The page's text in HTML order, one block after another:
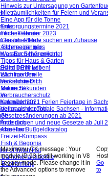
Fährten
finsteres Herz
Schneegänger
ersten Schärenlicht
Kind in mir will
morden
beobachte Dich
kalten Sekunden
als der Tod
finde dich
Haut
Fish & Begonia
of Witch Hat
Dämonenakademie
Bestimmung
Hinweis zur Untersagung von
Mieträumlichkeiten für Feiern und
Eine App für die Tonne
Entsorgungstermine 2021
Ferienkalender 2023
Gesuch: Pferde suchen ein Zuhause
Allgemeine Infos
Was Euch hier erwartet
Tipps für Haus & Garten
Es ist DEIN Leben!
Wichtige Urteile
Verkehrsrecht
Mietrecht
Verbraucherschutz
Kalender 2021 Ferien Feiertage in
Verbraucherzentrale Sachsen -
Gesetzesänderungen ab 2021
Änderungen und neue Gesetze ab Juli
Aktueller Bußgeldkatalog
Freizeit-Kompass
Maximenu CK message : Your
module ID 93 is still working in V8
Legacy mode. Please change it in
the Advanced options to remove
Go
to